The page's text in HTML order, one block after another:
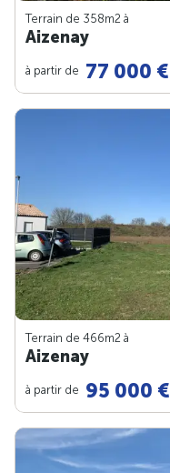
Terrain de 358m2 à
Aizenay
à partir de 77 000 €
Terrain de 466m2 à
Aizenay
à partir de 95 000 €